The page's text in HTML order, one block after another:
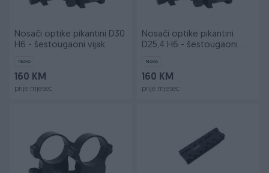
Nosači optike pikantini D30
H6 - šestougaoni vijak
Novo
160 KM
prije mjesec
Nosači optike pikantini
D25,4 H6 - šestougaoni
Novo
160 KM
prije mjesec